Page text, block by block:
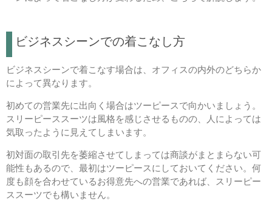
ビジネスシーンでの着こなし方
ビジネスシーンで着こなす場合は、オフィスの内外のどちらか
によって異なります。
初めての営業先に出向く場合はツーピースで向かいましょう。
スリーピーススーツは風格を感じさせるものの、人によっては
気取ったように見えてしまいます。
初対面の取引先を萎縮させてしまっては商談がまとまらない可
能性もあるので、最初はツーピースにしておいてください。何
度も顔を合わせているお得意先への営業であれば、スリーピー
ススーツでも構いません。